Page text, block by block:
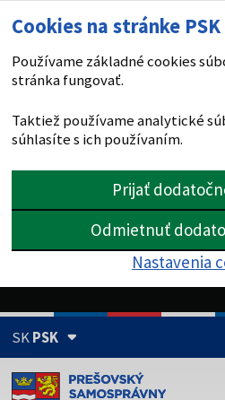
Cookies na stránke PSK
Používame základné cookies
stránka fungovať.
Taktiež používame analytické
súhlasíte s ich používaním.
Prijať
Odmietnuť
Nastavenia
SKPSK
Doména psk.sk je oficiálna